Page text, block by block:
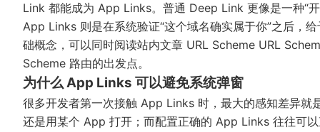
Link 都能成为 App Links。普通 Deep Link 更像是一种“
App Links 则是在系统验证“这个域名确实属于你”之后，
础概念，可以同时阅读站内文章 URL Scheme URL
Scheme 路由的出发点。
为什么 App Links 可以避免系统弹窗
很多开发者第一次接触 App Links 时，最大的感知差异就
还是用某个 App 打开；而配置正确的 App Links 往往可